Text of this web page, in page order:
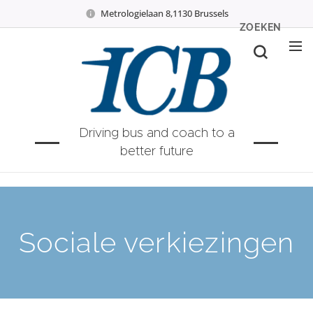
Metrologielaan 8,1130 Brussels
Driving bus and coach to a
better future
ZOEKEN
Sociale verkiezingen